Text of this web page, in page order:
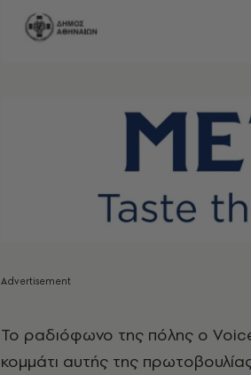
Το ραδιόφωνο της πόλης ο
κομμάτι αυτής της